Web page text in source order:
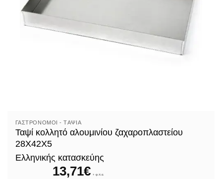
ΓΑΣΤΡΟΝΌΜΟΙ - TΑΨΙΆ
Ταψί κολλητό αλουμινίου ζαχαροπλαστείου
28Χ42Χ5
Ελληνικής κατασκεύης
13,71€ + φ.π.α.